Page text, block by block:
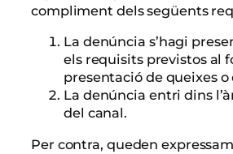
compliment dels següents
La denúncia s’hagi
els requisits previstos al
presentació de queixes o
La denúncia entri dins
del canal.
Per contra, queden